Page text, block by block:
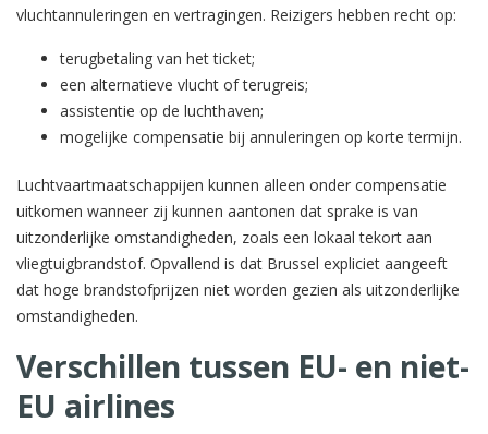
vluchtannuleringen en vertragingen. Reizigers hebben recht op:
terugbetaling van het ticket;
een alternatieve vlucht of terugreis;
assistentie op de luchthaven;
mogelijke compensatie bij annuleringen op korte termijn.
Luchtvaartmaatschappijen kunnen alleen onder compensatie
uitkomen wanneer zij kunnen aantonen dat sprake is van
uitzonderlijke omstandigheden, zoals een lokaal tekort aan
vliegtuigbrandstof. Opvallend is dat Brussel expliciet aangeeft
dat hoge brandstofprijzen niet worden gezien als uitzonderlijke
omstandigheden.
Verschillen tussen EU- en niet-
EU airlines